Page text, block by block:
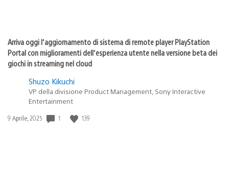
Arriva oggi l’aggiornamento di sistema di remote player PlayStation
Portal con miglioramenti dell’esperienza utente nella versione beta dei
giochi in streaming nel cloud
Shuzo Kikuchi
VP della divisione Product Management, Sony Interactive
Entertainment
Data
9 Aprile, 2025 1 139